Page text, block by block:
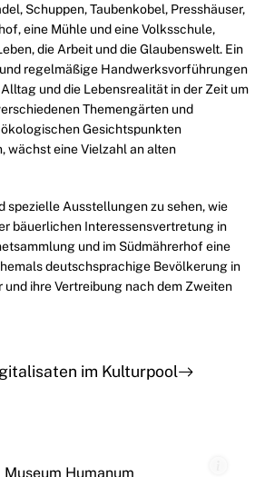
Schuppen, Taubenkobel, Presshäuser,
eine Mühle und eine Volksschule,
die Arbeit und die Glaubenswelt. Ein
regelmäßige Handwerksvorführungen
und die Lebensrealität in der Zeit um
Themengärten und
Gesichtspunkten
wächst eine Vielzahl an alten
spezielle Ausstellungen zu sehen, wie
bäuerlichen Interessensvertretung in
und im Südmährerhof eine
deutschsprachige Bevölkerung in
und ihre Vertreibung nach dem Zweiten
im Kulturpool